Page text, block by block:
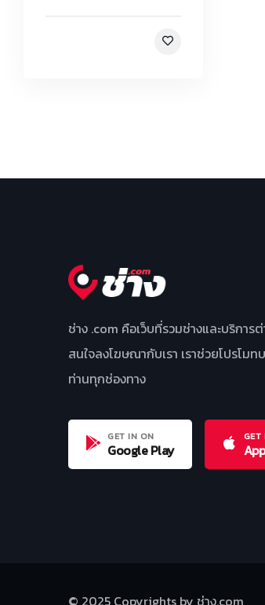
ช่าง .com คือเว็บที่รวมช่างและบริการ
สนใจลงโฆษณากับเรา เราช่วยโปรโมท
ท่านทุกช่องทาง
GET IN ON
Google Play
GET
© 2025 Copyrights by ช่าง.com